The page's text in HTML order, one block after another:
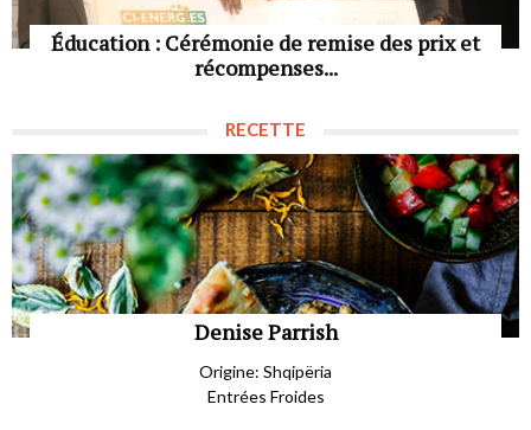
Éducation : Cérémonie de remise des prix et
récompenses...
RECETTE
Denise Parrish
Origine: Shqipëria
Entrées Froides